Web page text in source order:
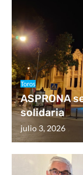
Toros
ASPRONA
solidaria
julio 3, 2026